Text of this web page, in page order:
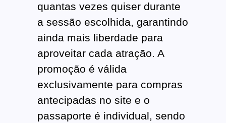
quantas vezes quiser durante
a sessão escolhida, garantindo
ainda mais liberdade para
aproveitar cada atração. A
promoção é válida
exclusivamente para compras
antecipadas no site e o
passaporte é individual, sendo